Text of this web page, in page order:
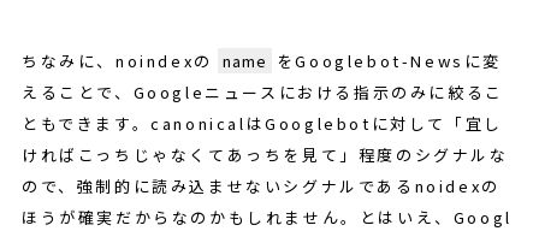
ちなみに、noindexの name をGooglebot-Newsに変
えることで、Googleニュースにおける指示のみに絞るこ
ともできます。canonicalはGooglebotに対して「宜し
ければこっちじゃなくてあっちを見て」程度のシグナルな
ので、強制的に読み込ませないシグナルであるnoidexの
ほうが確実だからなのかもしれません。とはいえ、Googl